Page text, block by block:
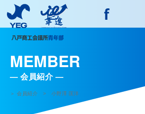
MEMBER
会員紹介
＞ 会員紹介 > 小野澤 匡洋